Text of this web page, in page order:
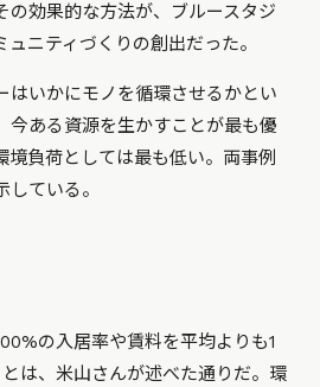
の効果的な方法が、ブルースタジ
ニティづくりの創出だった。
はいかにモノを循環させるかとい
今ある資源を生かすことが最も優
境負荷としては最も低い。両事例
ている。
の入居率や賃料を平均よりも1
は、米山さんが述べた通りだ。環